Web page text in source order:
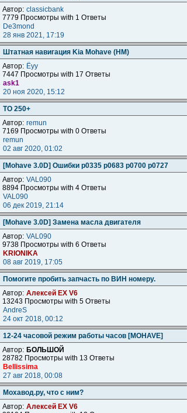
Автор: classicbank
7779 Просмотры with 1 Ответы
De3mond
28 янв 2021, 17:19
Штатная навигация Kia Mohave (HM)
Автор: Ёуу
7447 Просмотры with 17 Ответы
ask1
20 ноя 2020, 15:12
ТО 250+
Автор: remun
7169 Просмотры with 0 Ответы
remun
02 авг 2020, 01:02
[Mohave 3.0D] Ошибки p0335 p0683 p0700 p0727
Автор: VAL090
8894 Просмотры with 4 Ответы
VAL090
06 дек 2019, 21:14
[Mohave 3.0D] Замена масла двигателя
Автор: VAL090
9738 Просмотры with 6 Ответы
KRIONIKA
08 авг 2019, 17:05
Помогите пробить запчасть по ВИН номеру.
Автор: Алексей ЕХ V6
13243 Просмотры with 5 Ответы
AndreS
24 окт 2018, 00:12
12-24 часовой режим работы часов [MOHAVE]
Автор: БОЛЬШОЙ
28782 Просмотры with 13 Ответы
Bellissima
27 авг 2018, 00:08
Мохавод.ру, что с ним?
Автор: Алексей ЕХ V6